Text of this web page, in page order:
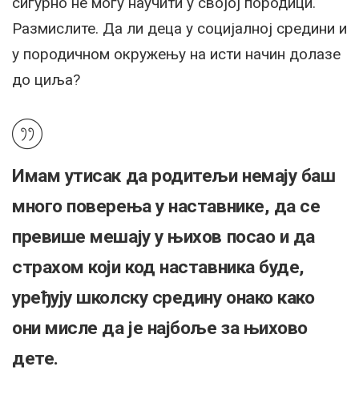
Размислите. Да ли деца у социјалној средини и
у породичном окружењу на исти начин долазе
до циља?
Имам утисак да родитељи немају баш
много поверења у наставнике, да се
превише мешају у њихов посао и да
страхом који код наставника буде,
уређују школску средину онако како
они мисле да је најбоље за њихово
дете.